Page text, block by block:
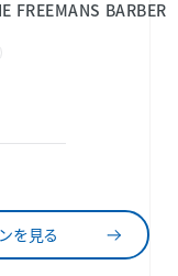
FREEMANS BARBER
を見る